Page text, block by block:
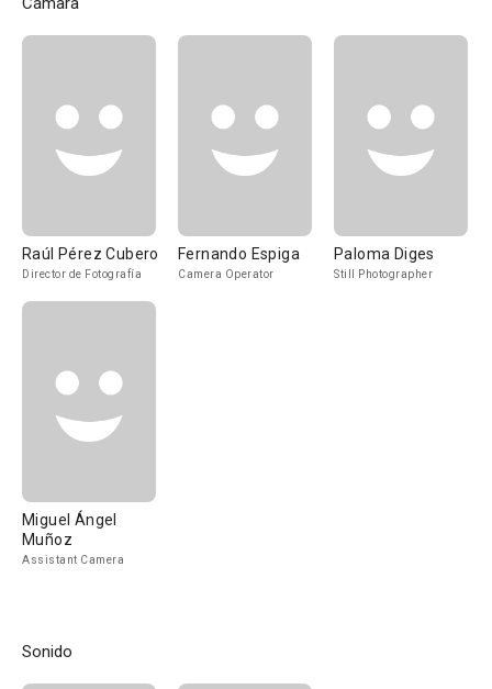
Raúl Pérez Cubero
Director de Fotografía
Fernando Espiga
Camera Operator
Paloma Diges
Still Photographer
Miguel Ángel
Muñoz
Assistant Camera
Sonido